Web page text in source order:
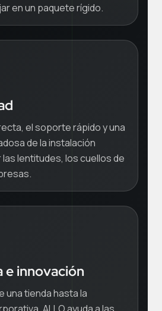
en un paquete rígido.
el soporte rápido y una
de la instalación
las lentitudes, los cuellos de
e innovación
una tienda hasta la